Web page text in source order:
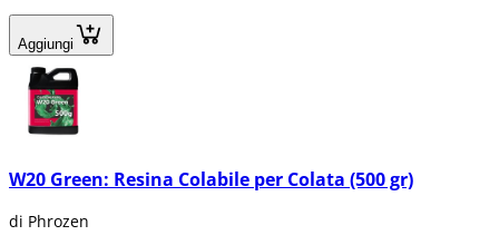
Aggiungi
W20 Green: Resina Colabile per Colata (500 gr)
di Phrozen